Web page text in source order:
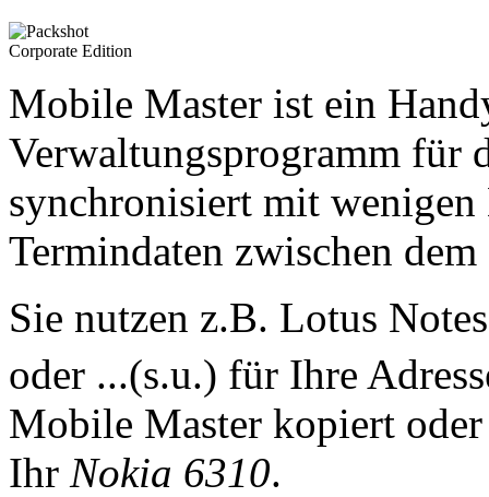
Mobile Master ist ein
Verwaltungsprogramm für
synchronisiert mit
Termindaten zwischen
Sie nutzen z.B. Lotus
oder ...(s.u.) für Ihre
Mobile Master kopiert
Ihr Nokia 6310.